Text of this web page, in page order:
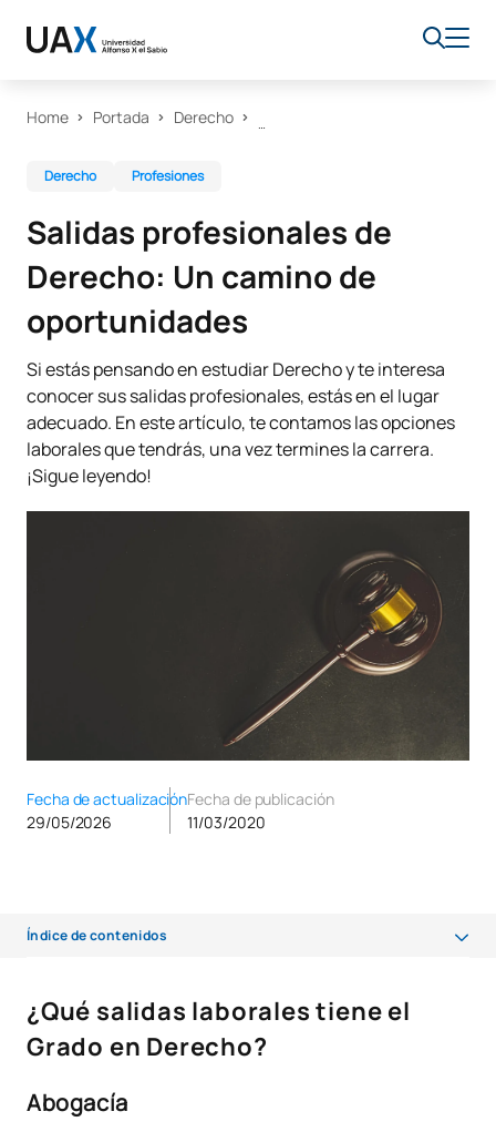
Home Portada Derecho
Derecho Profesiones
Salidas profesionales de
Derecho: Un camino de
oportunidades
Si estás pensando en estudiar Derecho y te interesa
conocer sus salidas profesionales, estás en el lugar
adecuado. En este artículo, te contamos las opciones
laborales que tendrás, una vez termines la carrera.
¡Sigue leyendo!
Fecha de actualización
29/05/2026
Fecha de publicación
11/03/2020
Índice de contenidos
Abogacía
Carrera judicial y fiscal
¿Qué salidas laborales tiene el
Grado en Derecho?
Abogacía